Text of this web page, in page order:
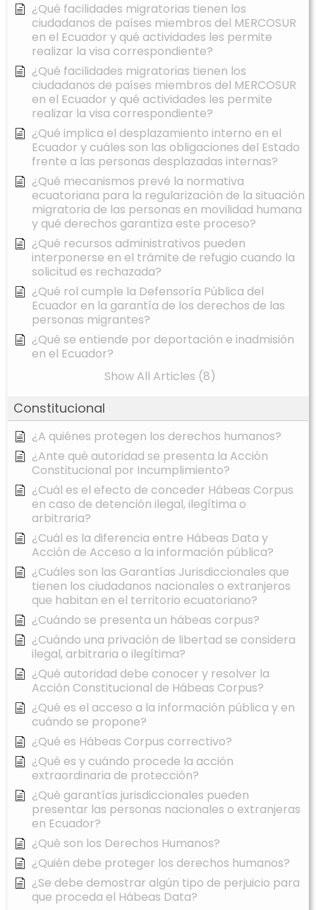
¿Qué facilidades migratorias tienen los
ciudadanos de países miembros del MERCOSUR
en el Ecuador y qué actividades les permite
realizar la visa correspondiente?
¿Qué facilidades migratorias tienen los
ciudadanos de países miembros del MERCOSUR
en el Ecuador y qué actividades les permite
realizar la visa correspondiente?
¿Qué implica el desplazamiento interno en el
Ecuador y cuáles son las obligaciones del Estado
frente a las personas desplazadas internas?
¿Qué mecanismos prevé la normativa
ecuatoriana para la regularización de la situación
migratoria de las personas en movilidad humana
y qué derechos garantiza este proceso?
¿Qué recursos administrativos pueden
interponerse en el trámite de refugio cuando la
solicitud es rechazada?
¿Qué rol cumple la Defensoría Pública del
Ecuador en la garantía de los derechos de las
personas migrantes?
¿Qué se entiende por deportación e inadmisión
en el Ecuador?
Show All Articles (8)
Constitucional
¿A quiénes protegen los derechos humanos?
¿Ante qué autoridad se presenta la Acción
Constitucional por Incumplimiento?
¿Cuál es el efecto de conceder Hábeas Corpus
en caso de detención ilegal, ilegítima o
arbitraria?
¿Cuál es la diferencia entre Hábeas Data y
Acción de Acceso a la información pública?
¿Cuáles son las Garantías Jurisdiccionales que
tienen los ciudadanos nacionales o extranjeros
que habitan en el territorio ecuatoriano?
¿Cuándo se presenta un hábeas corpus?
¿Cuándo una privación de libertad se considera
ilegal, arbitraria o ilegítima?
¿Qué autoridad debe conocer y resolver la
Acción Constitucional de Hábeas Corpus?
¿Qué es el acceso a la información pública y en
cuándo se propone?
¿Qué es Hábeas Corpus correctivo?
¿Qué es y cuándo procede la acción
extraordinaria de protección?
¿Qué garantías jurisdiccionales pueden
presentar las personas nacionales o extranjeras
en Ecuador?
¿Qué son los Derechos Humanos?
¿Quién debe proteger los derechos humanos?
¿Se debe demostrar algún tipo de perjuicio para
que proceda el Hábeas Data?